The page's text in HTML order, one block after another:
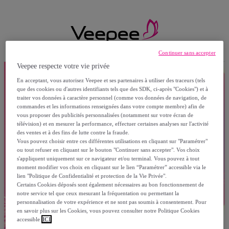
Veepee respecte votre vie privée
En acceptant, vous autorisez Veepee et ses partenaires à utiliser des traceurs (tels
que des cookies ou d'autres identifiants tels que des SDK, ci-après "Cookies") et à
traiter vos données à caractère personnel (comme vos données de navigation, de
commandes et les informations renseignées dans votre compte membre) afin de
vous proposer des publicités personnalisées (notamment sur votre écran de
télévision) et en mesurer la performance, effectuer certaines analyses sur l'activité
des ventes et à des fins de lutte contre la fraude.
Vous pouvez choisir entre ces différentes utilisations en cliquant sur "Paramétrer"
ou tout refuser en cliquant sur le bouton "Continuer sans accepter". Vos choix
s'appliquent uniquement sur ce navigateur et/ou terminal. Vous pouvez à tout
moment modifier vos choix en cliquant sur le lien “Paramétrer” accessible via le
lien "Politique de Confidentialité et protection de la Vie Privée".
Certains Cookies déposés sont également nécessaires au bon fonctionnement de
notre service tel que ceux mesurant la fréquentation ou permettant la
personnalisation de votre expérience et ne sont pas soumis à consentement. Pour
en savoir plus sur les Cookies, vous pouvez consulter notre Politique Cookies
accessible ICI
Continuer sans accepter